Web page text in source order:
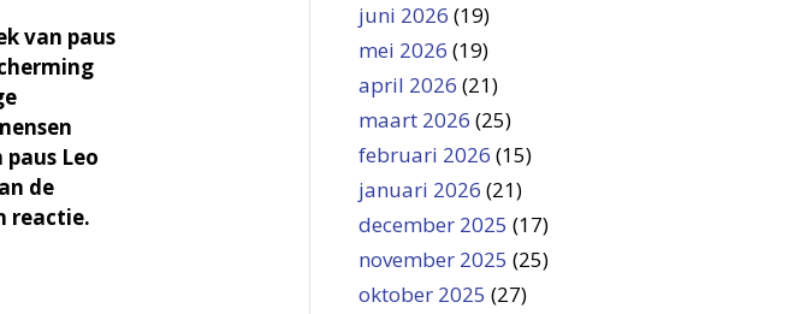
van paus
Leo
de
reactie.
juni 2026 (19)
mei 2026 (19)
april 2026 (21)
maart 2026 (25)
februari 2026 (15)
januari 2026 (21)
december 2025 (17)
november 2025 (25)
oktober 2025 (27)